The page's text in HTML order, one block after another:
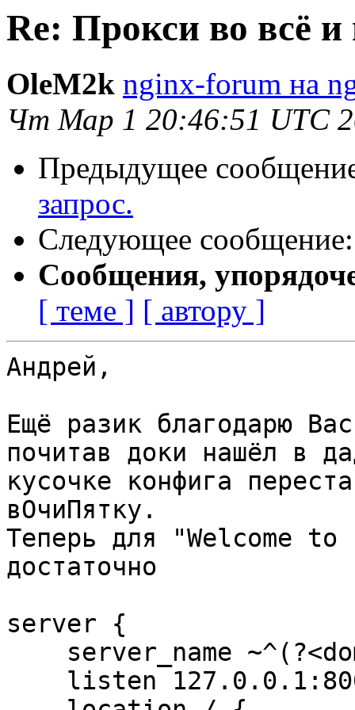
Re: Прокси во всё и
OleM2k nginx-forum на
Чт Мар 1 20:46:51 UTC
Предыдущее
запрос.
Следующее
Сообщения,
[ теме ] [ автору ]
Андрей,
Ещё разик благодарю
почитав доки нашёл в
кусочке конфига
вОчиПятку.
Теперь для "Welcome
достаточно
server {